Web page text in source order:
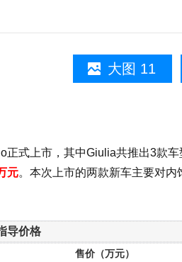
大图 11
式上市，其中Giulia共推出3款车
元。本次上市的两款新车主要对内
导价格
售价（万元）